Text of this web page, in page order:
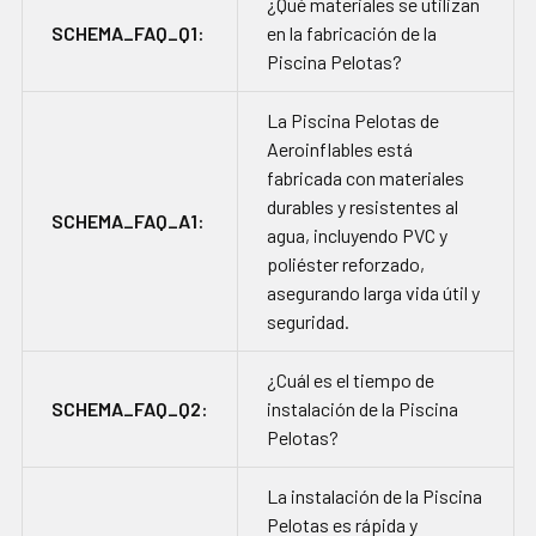
SCHEMA_FAQ_Q1:
¿Qué materiales se utilizan
en la fabricación de la
Piscina Pelotas?
SCHEMA_FAQ_A1:
La Piscina Pelotas de
Aeroinflables está
fabricada con materiales
durables y resistentes al
agua, incluyendo PVC y
poliéster reforzado,
asegurando larga vida útil y
seguridad.
SCHEMA_FAQ_Q2:
¿Cuál es el tiempo de
instalación de la Piscina
Pelotas?
La instalación de la Piscina
Pelotas es rápida y